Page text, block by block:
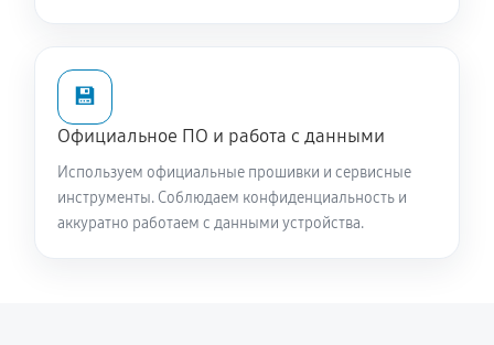
💾
Официальное ПО и работа с данными
Используем официальные прошивки и сервисные
инструменты. Соблюдаем конфиденциальность и
аккуратно работаем с данными устройства.